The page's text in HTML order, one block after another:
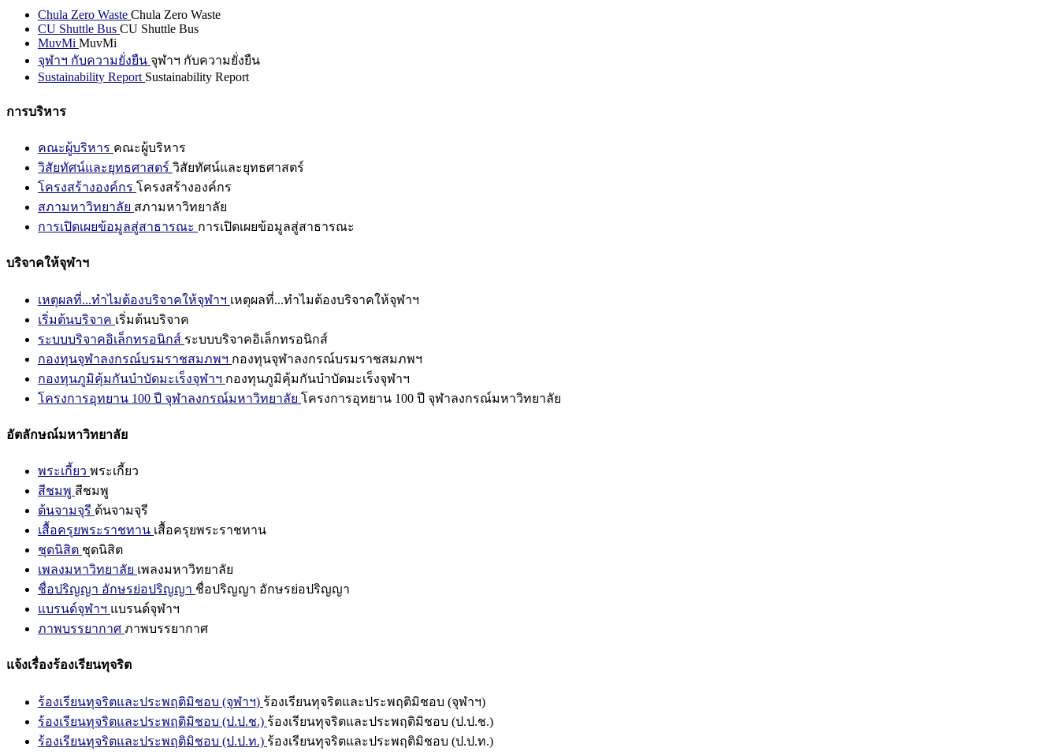
Chula Zero Waste Chula Zero Waste
CU Shuttle Bus CU Shuttle Bus
MuvMi MuvMi
จุฬาฯ กับความยั่งยืน จุฬาฯ กับความยั่งยืน
Sustainability Report Sustainability Report
การบริหาร
คณะผู้บริหาร คณะผู้บริหาร
วิสัยทัศน์และยุทธศาสตร์ วิสัยทัศน์และยุทธศาสตร์
โครงสร้างองค์กร โครงสร้างองค์กร
สภามหาวิทยาลัย สภามหาวิทยาลัย
การเปิดเผยข้อมูลสู่สาธารณะ การเปิดเผยข้อมูลสู่สาธารณะ
บริจาคให้จุฬาฯ
เหตุผลที่...ทำไมต้องบริจาคให้จุฬาฯ เหตุผลที่...ทำไมต้องบริจาคให้จุฬาฯ
เริ่มต้นบริจาค เริ่มต้นบริจาค
ระบบบริจาคอิเล็กทรอนิกส์ ระบบบริจาคอิเล็กทรอนิกส์
กองทุนจุฬาลงกรณ์บรมราชสมภพฯ กองทุนจุฬาลงกรณ์บรมราชสมภพฯ
กองทุนภูมิคุ้มกันบำบัดมะเร็งจุฬาฯ กองทุนภูมิคุ้มกันบำบัดมะเร็งจุฬาฯ
โครงการอุทยาน 100 ปี จุฬาลงกรณ์มหาวิทยาลัย โครงการอุทยาน 100 ปี จุฬาลงกรณ์มหาวิทยาลัย
อัตลักษณ์มหาวิทยาลัย
พระเกี้ยว พระเกี้ยว
สีชมพู สีชมพู
ต้นจามจุรี ต้นจามจุรี
เสื้อครุยพระราชทาน เสื้อครุยพระราชทาน
ชุดนิสิต ชุดนิสิต
เพลงมหาวิทยาลัย เพลงมหาวิทยาลัย
ชื่อปริญญา อักษรย่อปริญญา ชื่อปริญญา อักษรย่อปริญญา
แบรนด์จุฬาฯ แบรนด์จุฬาฯ
ภาพบรรยากาศ ภาพบรรยากาศ
แจ้งเรื่องร้องเรียนทุจริต
ร้องเรียนทุจริตและประพฤติมิชอบ (จุฬาฯ) ร้องเรียนทุจริตและประพฤติมิชอบ (จุฬาฯ)
ร้องเรียนทุจริตและประพฤติมิชอบ (ป.ป.ช.) ร้องเรียนทุจริตและประพฤติมิชอบ (ป.ป.ช.)
ร้องเรียนทุจริตและประพฤติมิชอบ (ป.ป.ท.) ร้องเรียนทุจริตและประพฤติมิชอบ (ป.ป.ท.)